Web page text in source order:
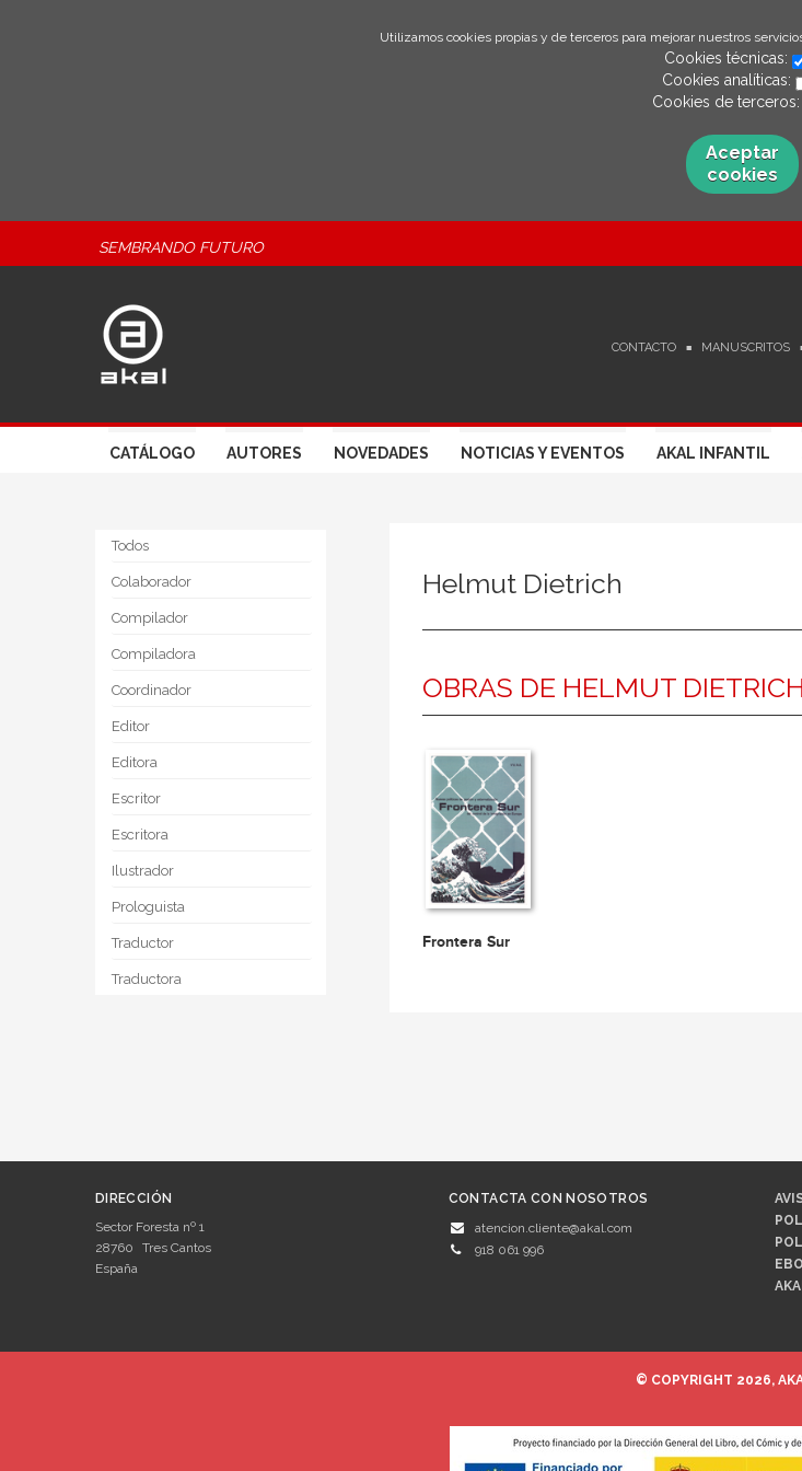
Utilizamos cookies propias y de terceros para mejorar nuestros
Cookies técnicas:
Cookies analíticas:
Cookies de terceros:
Aceptar
cookies
SEMBRANDO FUTURO
CONTACTO MANUSCRITOS
CATÁLOGO AUTORES NOVEDADES NOTICIAS Y EVENTOS AKAL INFANTIL
Todos
Colaborador
Compilador
Compiladora
Coordinador
Editor
Editora
Escritor
Escritora
Ilustrador
Prologuista
Traductor
Traductora
Helmut Dietrich
OBRAS DE HELMUT DIETRICH
Frontera Sur
DIRECCIÓN
Sector Foresta nº 1
28760
Tres Cantos
España
CONTACTA CON NOSOTROS
atencion.cliente@akal.com
918 061 996
© COPYRIGHT 2026,